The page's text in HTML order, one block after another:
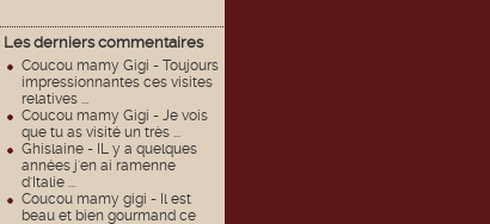
Les derniers commentaires
Coucou mamy Gigi - Toujours
impressionnantes ces visites
relatives ...
Coucou mamy Gigi - Je vois
que tu as visité un très ...
Ghislaine - IL y a quelques
années j'en ai ramenne
d'Italie ...
Coucou mamy gigi - Il est
beau et bien gourmand ce